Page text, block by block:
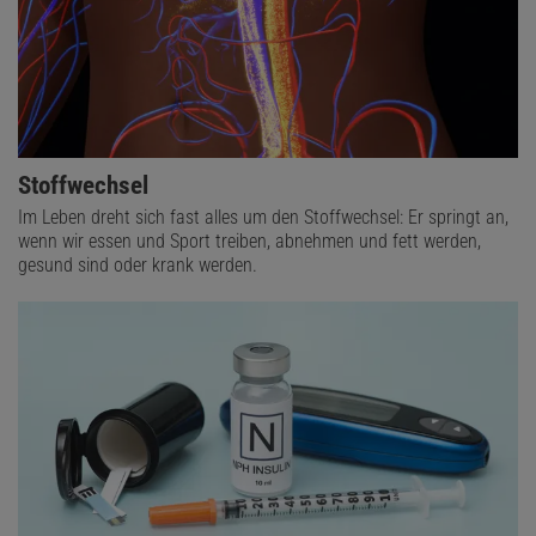
dass sich die Blutwerte von jenen, die Sport trieben, verbesserten.
Das passiert also sogar bei Menschen, die älter als 60 oder
65 sind. Das System ist auch in höherem Alter immer noch flexibel.
Das heißt: Wer viel sitzt, kann die negativen gesundheitlichen
Auswirkungen ausgleichen, indem er eine Stunde am Tag kräftig
Sport treibt. Bei den Männern nahmen verschiedene
Entzündungswerte im Blut ab.
Stoffwechsel
Im Leben dreht sich fast alles um den Stoffwechsel: Er springt an,
wenn wir essen und Sport treiben, abnehmen und fett werden,
gesund sind oder krank werden.